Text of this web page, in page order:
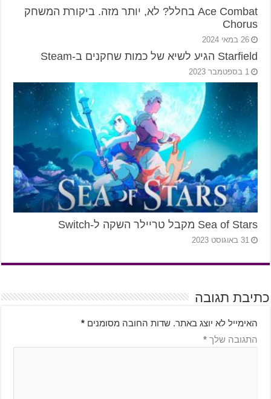
Ace Combat בחלל? לא, יותר מזה. ביקורת המשחק
Chorus
26 במאי 2024
Starfield הגיע לשיא של כמות שחקנים ב-Steam
1 בספטמבר 2023
Sea of Stars מקבל טריילר השקה ל-Switch
31 באוגוסט 2023
כתיבת תגובה
האימייל לא יוצג באתר. שדות החובה מסומנים *
התגובה שלך *